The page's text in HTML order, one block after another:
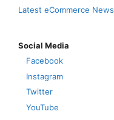
Latest eCommerce News
Social Media
Facebook
Instagram
Twitter
YouTube